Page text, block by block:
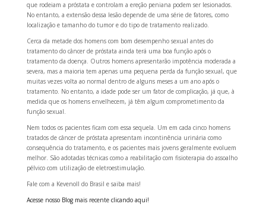
que rodeiam a próstata e controlam a ereção peniana podem ser lesionados.
No entanto, a extensão dessa lesão depende de uma série de fatores, como
localização e tamanho do tumor e do tipo de tratamento realizado.
Cerca da metade dos homens com bom desempenho sexual antes do
tratamento do câncer de próstata ainda terá uma boa função após o
tratamento da doença. Outros homens apresentarão impotência moderada a
severa, mas a maioria tem apenas uma pequena perda da função sexual, que
muitas vezes volta ao normal dentro de alguns meses a um ano após o
tratamento. No entanto, a idade pode ser um fator de complicação, já que, à
medida que os homens envelhecem, já têm algum comprometimento da
função sexual.
Nem todos os pacientes ficam com essa sequela. Um em cada cinco homens
tratados de câncer de próstata apresentam incontinência urinária como
consequência do tratamento, e os pacientes mais jovens geralmente evoluem
melhor. São adotadas técnicas como a reabilitação com fisioterapia do assoalho
pélvico com utilização de eletroestimulação.
Fale com a Kevenoll do Brasil e saiba mais!
Acesse nosso Blog mais recente clicando aqui!